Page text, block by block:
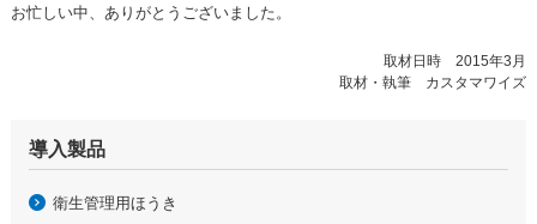
お忙しい中、ありがとうございました。
取材日時 2015年3月
取材・執筆 カスタマワイズ
導入製品
衛生管理用ほうき